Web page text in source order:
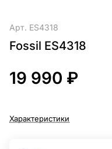
Арт. ES4318
Fossil ES4318
19 990 ₽
Характеристики